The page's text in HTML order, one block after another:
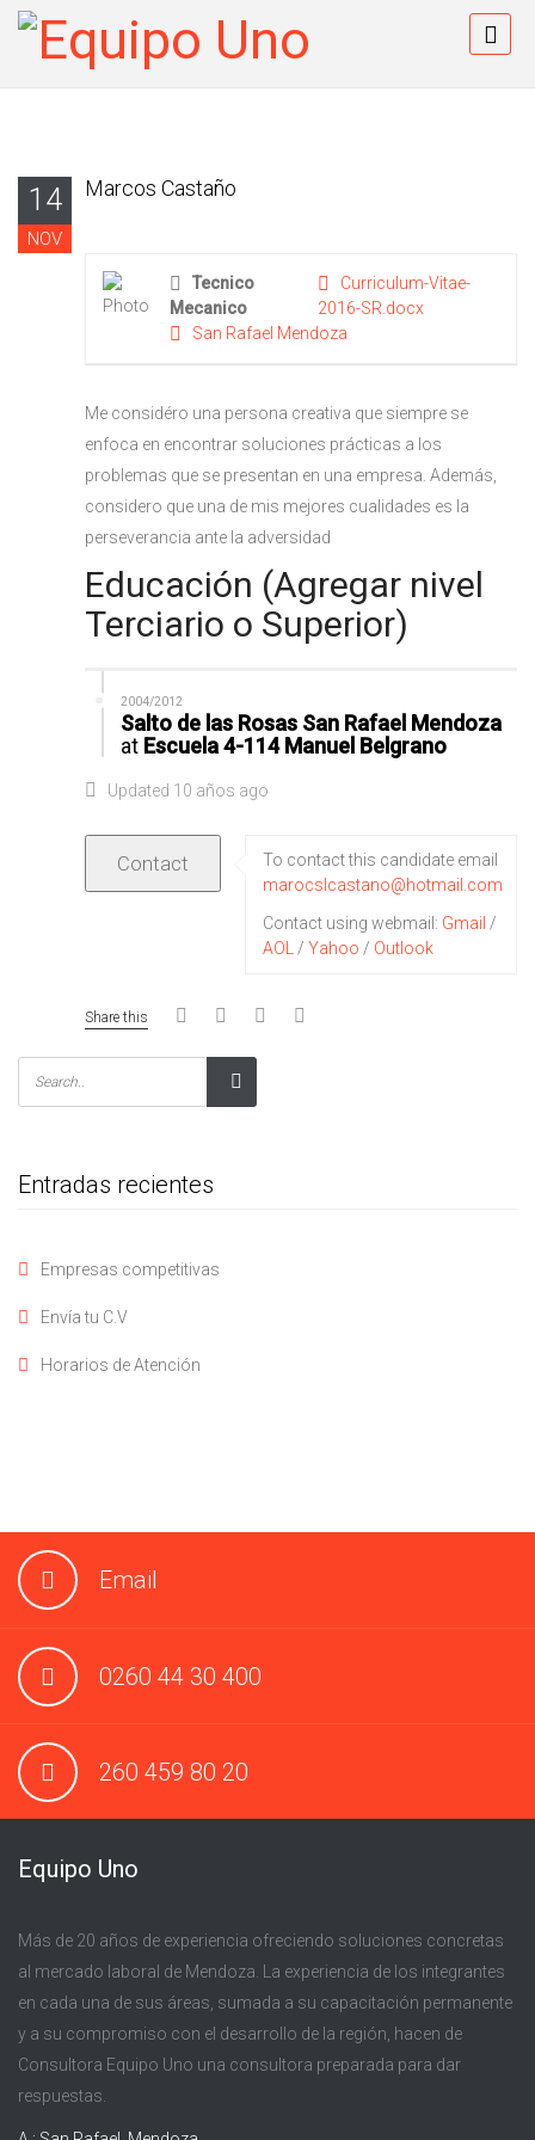
14
NOV
Marcos Castaño
Curriculum-Vitae-
2016-SR.docx
Tecnico
Mecanico
San Rafael Mendoza
Me considéro una persona creativa que siempre se
enfoca en encontrar soluciones prácticas a los
problemas que se presentan en una empresa. Además,
considero que una de mis mejores cualidades es la
perseverancia ante la adversidad
Educación (Agregar nivel
Terciario o Superior)
2004/2012
Salto de las Rosas San Rafael Mendoza
at Escuela 4-114 Manuel Belgrano
Updated 10 años ago
To contact this candidate email
marocslcastano@hotmail.com
Contact using webmail: Gmail /
AOL
/Yahoo / Outlook
Share this
Entradas recientes
Empresas competitivas
Envía tu C.V
Horarios de Atención
Email
0260 44 30 400
260 459 80 20
Equipo Uno
Más de 20 años de experiencia ofreciendo soluciones concretas
al mercado laboral de Mendoza. La experiencia de los integrantes
en cada una de sus áreas, sumada a su capacitación permanente
y a su compromiso con el desarrollo de la región, hacen de
Consultora Equipo Uno una consultora preparada para dar
respuestas.